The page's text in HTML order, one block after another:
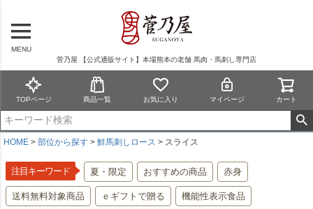
MENU
菅乃屋 【公式通販サイト】本場熊本の老舗 馬肉・馬刺し専門店
TOPページ 商品一覧 お気に入り マイページ カート
HOME 部位から探す 鮮馬刺しロース スライス
注目キーワード 夏・限定 おすすめの商品 赤身
送料無料対象商品 ｅギフトで贈る 機能性表示食品